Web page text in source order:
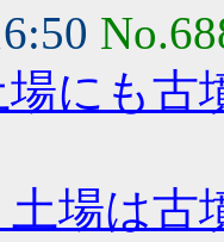
場にも古
土場は古